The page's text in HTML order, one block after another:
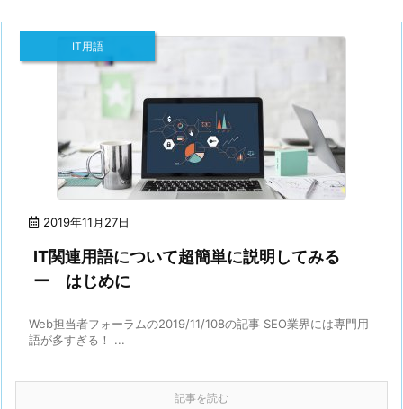
2019年11月27日
IT用語
IT関連用語について超簡単に説明してみる
ー はじめに
Web担当者フォーラムの2019/11/108の記事 SEO業界には専門用
語が多すぎる！ ...
記事を読む